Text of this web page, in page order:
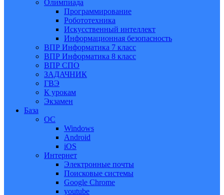
Олимпиада
Программирование
Робототехника
Искусственный интеллект
Информационная безопасность
ВПР Информатика 7 класс
ВПР Информатика 8 класс
ВПР СПО
ЗАДАЧНИК
ГВЭ
К урокам
Экзамен
База
ОС
Windows
Android
iOS
Интернет
Электронные почты
Поисковые системы
Google Chrome
youtube